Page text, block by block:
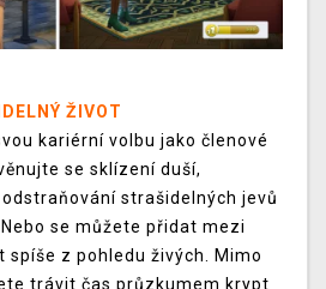
ŽIVOT
kariérní volbu jako členové
se sklízení duší,
strašidelných jevů
se můžete přidat mezi
spíše z pohledu živých. Mimo
trávit čas průzkumem krypt